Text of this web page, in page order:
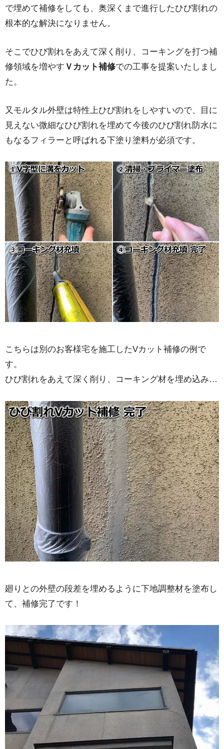
で埋めて補修をしても、奥深くまで進行したひび割れの
根本的な解決になりません。
そこでひび割れをあえて深く削り、コーキングを打つ補
修領域を増やす Ｖカット補修での工事を提案いたしまし
た。
又モルタル外壁は特性上ひび割れをしやすいので、目に
見えない微細なひび割れを埋めて今後のひび割れ防水に
もなるフィラーと呼ばれる下塗り塗料が必須です。
こちらは別のお客様宅を施工したVカット補修の例で
す。
ひび割れをあえて深く削り、コーキング材を埋め込み…
廻りとの外壁の段差を埋めるように下地調整材を塗布し
て、補修完了です！